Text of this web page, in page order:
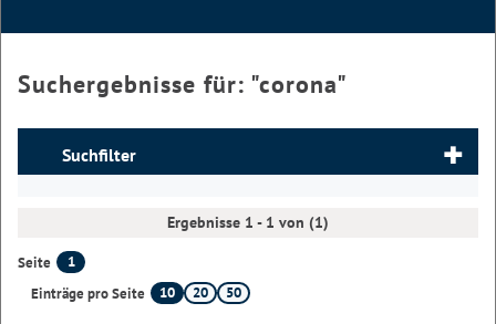
Suchergebnisse für: "corona"
Suchfilter
Ergebnisse 1 - 1 von (1)
Seite
1
Einträge pro Seite
10 20 50